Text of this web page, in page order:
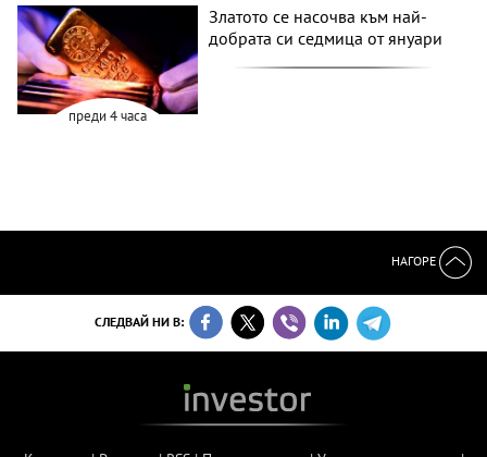
преди 4 часа
Златото се насочва към най-
добрата си седмица от януари
НАГОРЕ
СЛЕДВАЙ НИ В: